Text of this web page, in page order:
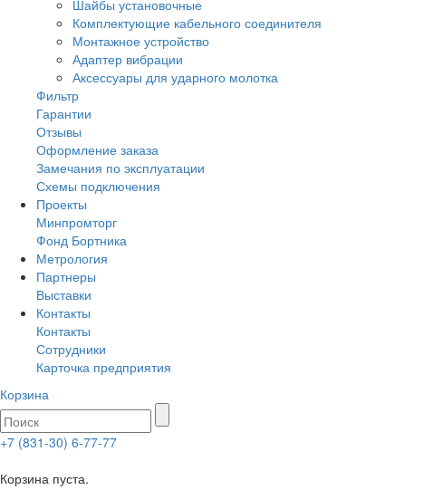
Шайбы установочные
Комплектующие кабельного соединителя
Монтажное устройство
Адаптер вибрации
Аксессуары для ударного молотка
Фильтр
Гарантии
Отзывы
Оформление заказа
Замечания по эксплуатации
Схемы подключения
Проекты
Минпромторг
Фонд Бортника
Метрология
Партнеры
Выставки
Контакты
Контакты
Сотрудники
Карточка предприятия
Корзина
+7 (831-30) 6-77-77
Корзина пуста.